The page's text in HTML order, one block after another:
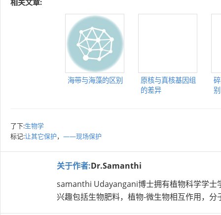
相关文章:
海带与海藻的区别
原核与真核基因组
的差异
别
了下:生物学
标记:让其它保护， ——现场保护
关于作者:Dr.Samanthi
samanthi Udayangani博士拥有植物科学学士
兴趣包括生物肥料，植物-微生物相互作用，